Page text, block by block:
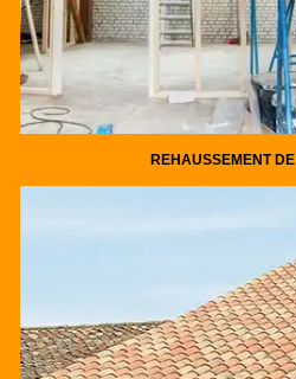
REHAUSSEMENT